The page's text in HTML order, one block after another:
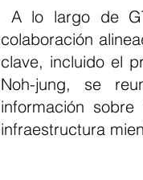
colaboración
clave, incluido el
Noh-jung, se
información
infraestructura